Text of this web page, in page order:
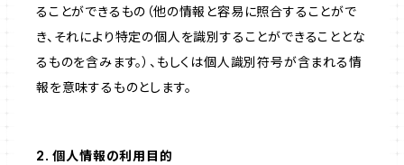
ることができるもの（他の情報と容易に照合することがで
き、それにより特定の個人を識別することができることとな
るものを含みます。）、もしくは個人識別符号が含まれる情
報を意味するものとします。
2. 個人情報の利用目的